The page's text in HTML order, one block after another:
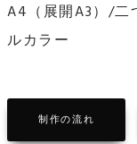
A4（展開A3）/二
ルカラー
制作の流れ